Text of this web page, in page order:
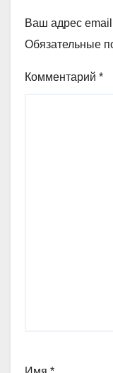
Ваш адрес email
Обязательные
Комментарий *